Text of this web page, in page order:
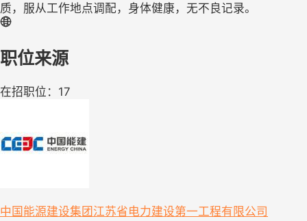
质，服从工作地点调配，身体健康，无不良记录。
职位来源
在招职位：17
中国能源建设集团江苏省电力建设第一工程有限公司